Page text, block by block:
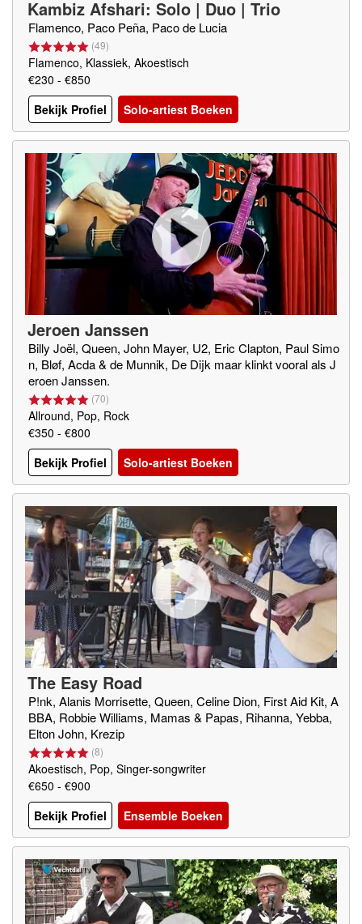
Kambiz Afshari: Solo | Duo | Trio
Flamenco, Paco Peña, Paco de Lucia
(49)
Flamenco, Klassiek, Akoestisch
€230 - €850
Bekijk Profiel
Solo-artiest Boeken
Jeroen Janssen
Billy Joël, Queen, John Mayer, U2, Eric Clapton, Paul Simo
n, Bløf, Acda & de Munnik, De Dijk maar klinkt vooral als J
eroen Janssen.
(70)
Allround, Pop, Rock
€350 - €800
Bekijk Profiel
Solo-artiest Boeken
The Easy Road
P!nk, Alanis Morrisette, Queen, Celine Dion, First Aid Kit, A
BBA, Robbie Williams, Mamas & Papas, Rihanna, Yebba,
Elton John, Krezip
(8)
Akoestisch, Pop, Singer-songwriter
€650 - €900
Bekijk Profiel
Ensemble Boeken